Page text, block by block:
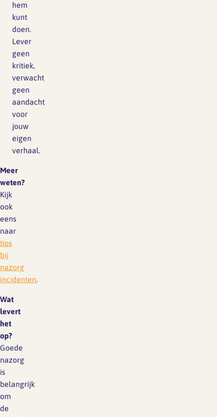
hem
kunt
doen.
Lever
geen
kritiek,
verwacht
geen
aandacht
voor
jouw
eigen
verhaal.
Meer
weten?
Kijk
ook
eens
naar
tips
bij
nazorg
incidenten.
Wat
levert
het
op?
Goede
nazorg
is
belangrijk
om
de